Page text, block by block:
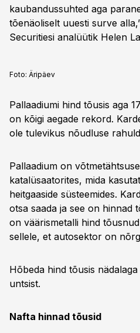
kaubandussuhted aga
tõenäoliselt uuesti surve
Securitiesi analüütik Helen
Foto: Äripäev
Pallaadiumi hind tõusis aga
on kõigi aegade rekord.
ole tulevikus nõudluse
Pallaadium on
katalüsaatorites, mida
heitgaaside süsteemides.
otsa saada ja see on hinnad
on väärismetalli hind
sellele, et autosektor on
Hõbeda hind tõusis
untsist.
Nafta hinnad tõusid